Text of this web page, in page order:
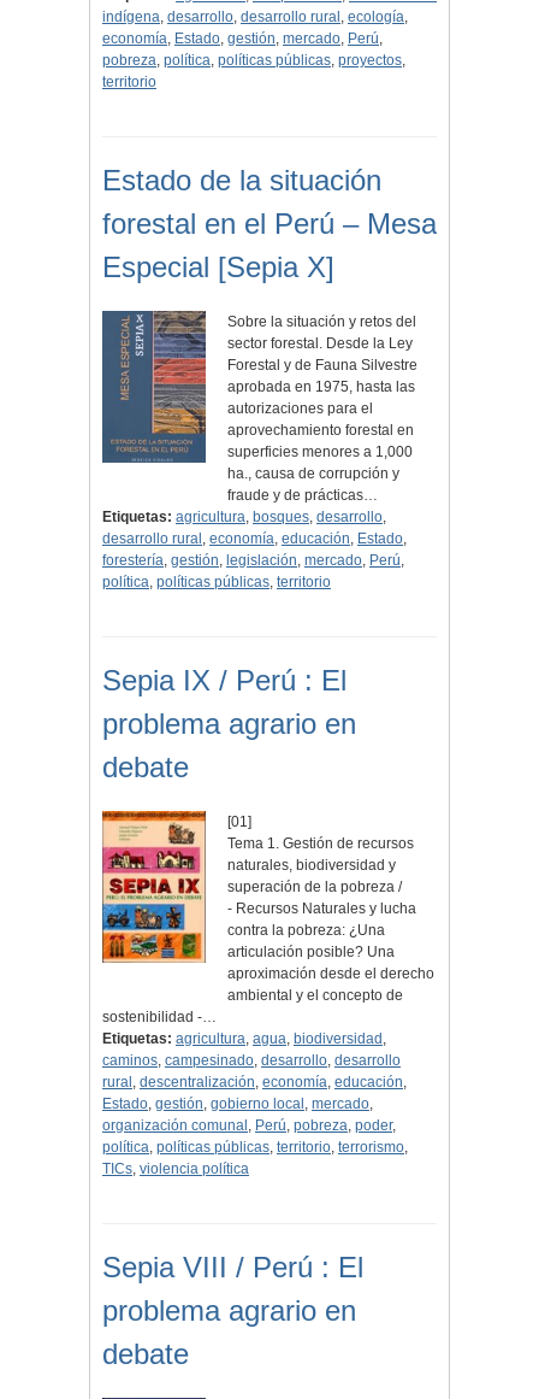
indígena, desarrollo, desarrollo rural , ecología,
economía, Estado, gestión, mercado, Perú,
pobreza, política, políticas públicas, proyectos,
territorio
Estado de la situación
forestal en el Perú – Mesa
Especial [Sepia X]
Sobre la situación y retos del
sector forestal. Desde la Ley
Forestal y de Fauna Silvestre
aprobada en 1975, hasta las
autorizaciones para el
aprovechamiento forestal en
superficies menores a 1,000
ha., causa de corrupción y
fraude y de prácticas…
Etiquetas: agricultura, bosques, desarrollo,
desarrollo rural , economía, educación, Estado,
forestería, gestión, legislación, mercado, Perú,
política, políticas públicas, territorio
Sepia IX / Perú : El
problema agrario en
debate
[01]
Tema 1. Gestión de recursos
naturales, biodiversidad y
superación de la pobreza /
- Recursos Naturales y lucha
contra la pobreza: ¿Una
articulación posible? Una
aproximación desde el derecho
ambiental y el concepto de
sostenibilidad -…
Etiquetas: agricultura, agua, biodiversidad ,
caminos, campesinado, desarrollo, desarrollo
rural , descentralización, economía, educación,
Estado, gestión, gobierno local , mercado,
organización comunal , Perú, pobreza, poder,
política, políticas públicas, territorio, terrorismo,
TICs, violencia política
Sepia VIII / Perú : El
problema agrario en
debate